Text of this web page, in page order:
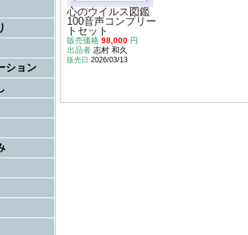
ション
心のウイルス図鑑
100音声コンプリー
トセット
販売価格 98,000 円
出品者 志村 和久
販売日 2026/03/13